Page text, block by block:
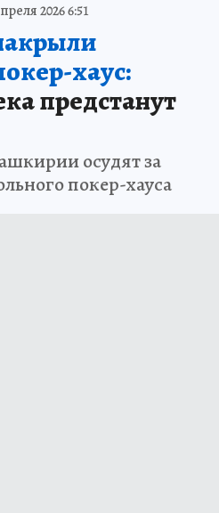
2026 6:51
хаус:
предстанут
осудят за
покер-хауса